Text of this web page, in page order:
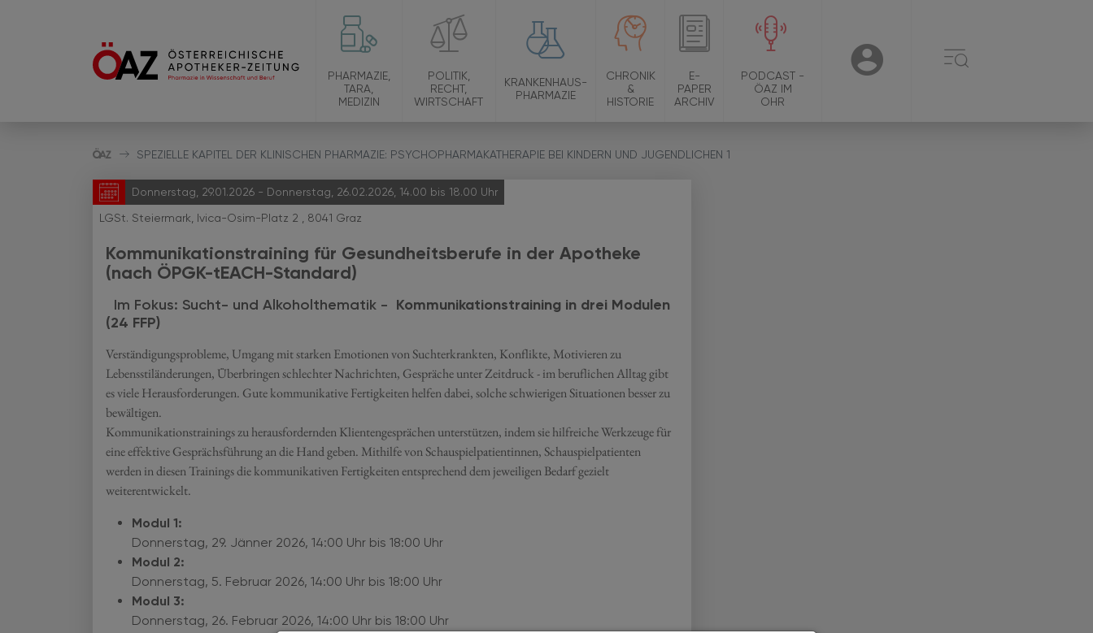
PHARMAZIE,
TARA,
MEDIZIN
POLITIK,
RECHT,
WIRTSCHAFT
KRANKENHAUS-
PHARMAZIE
CHRONIK
&
HISTORIE
E-
PAPER
ARCHIV
PODCAST -
ÖAZ IM
OHR
USER ☰
SPEZIELLE KAPITEL DER KLINISCHEN PHARMAZIE: PSYCHOPHARMAKATHERAPIE BEI KINDERN UND JUGENDLICHEN 1
Donnerstag, 29.01.2026 - Donnerstag, 26.02.2026, 14.00 bis 18.00 Uhr
LGSt. Steiermark, Ivica-Osim-Platz 2 , 8041 Graz
Kommunikationstraining für Gesundheitsberufe in der Apotheke
(nach ÖPGK-tEACH-Standard)
Im Fokus: Sucht- und Alkoholthematik - Kommunikationstraining in drei Modulen
(24 FFP)
Verständigungsprobleme, Umgang mit starken Emotionen von Suchterkrankten, Konflikte, Motivieren zu
Lebensstiländerungen, Überbringen schlechter Nachrichten, Gespräche unter Zeitdruck - im beruflichen Alltag gibt
es viele Herausforderungen. Gute kommunikative Fertigkeiten helfen dabei, solche schwierigen Situationen besser zu
bewältigen.
Kommunikationstrainings zu herausfordernden Klientengesprächen unterstützen, indem sie hilfreiche Werkzeuge für
eine effektive Gesprächsführung an die Hand geben. Mithilfe von Schauspielpatientinnen, Schauspielpatienten
werden in diesen Trainings die kommunikativen Fertigkeiten entsprechend dem jeweiligen Bedarf gezielt
weiterentwickelt.
Modul 1:
Donnerstag, 29. Jänner 2026, 14:00 Uhr bis 18:00 Uhr
Modul 2:
Donnerstag, 5. Februar 2026, 14:00 Uhr bis 18:00 Uhr
Modul 3:
Donnerstag, 26. Februar 2026, 14:00 Uhr bis 18:00 Uhr